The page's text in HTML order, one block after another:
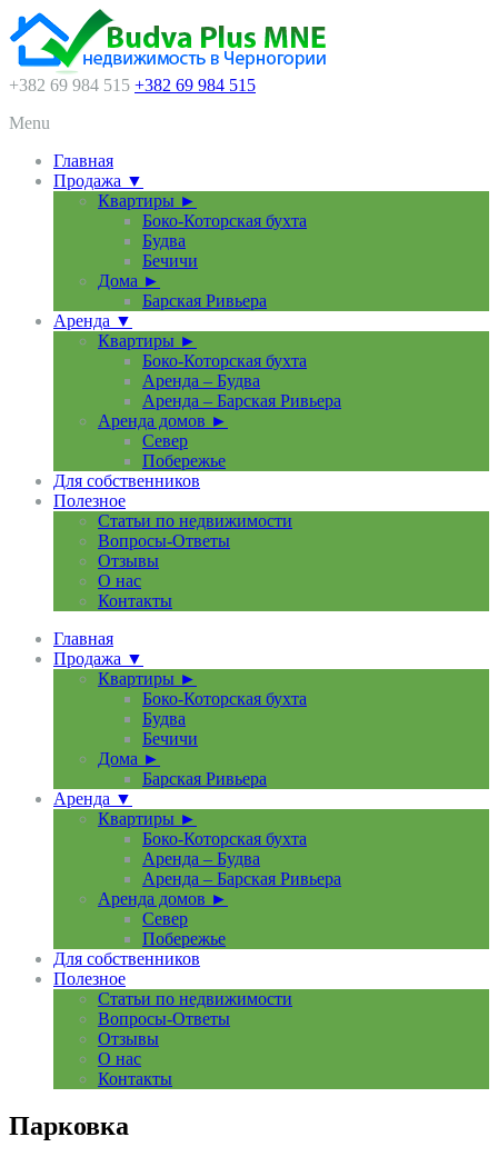
+382 69 984 515 +382 69 984 515
Menu
Главная
Продажа ▼
Квартиры ►
Боко-Которская бухта
Будва
Бечичи
Дома ►
Барская Ривьера
Аренда ▼
Квартиры ►
Боко-Которская бухта
Аренда – Будва
Аренда – Барская Ривьера
Аренда домов ►
Север
Побережье
Для собственников
Полезное
Статьи по недвижимости
Вопросы-Ответы
Отзывы
О нас
Контакты
Главная
Продажа ▼
Квартиры ►
Боко-Которская бухта
Будва
Бечичи
Дома ►
Барская Ривьера
Аренда ▼
Квартиры ►
Боко-Которская бухта
Аренда – Будва
Аренда – Барская Ривьера
Аренда домов ►
Север
Побережье
Для собственников
Полезное
Статьи по недвижимости
Вопросы-Ответы
Отзывы
О нас
Контакты
Парковка